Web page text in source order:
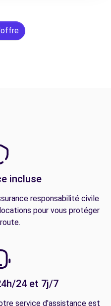
incluse
responsabilité civile
pour vous protéger
24 et 7j/7
service d'assistance est